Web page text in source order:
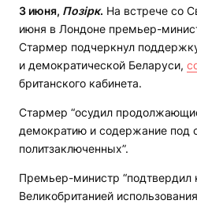
3 июня, Позірк. На встрече со
июня в Лондоне премьер-
Стармер подчеркнул
и демократической Беларуси,
британского кабинета.
Стармер “осудил
демократию и содержание под
политзаключенных”.
Премьер-министр
Великобританией